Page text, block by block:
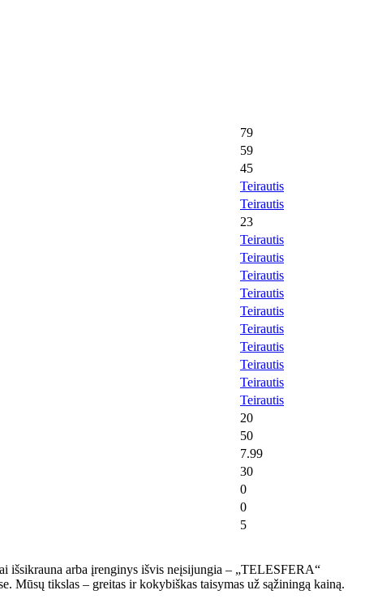
79
59
45
Teirautis
Teirautis
23
Teirautis
Teirautis
Teirautis
Teirautis
Teirautis
Teirautis
Teirautis
Teirautis
Teirautis
Teirautis
20
50
7.99
30
0
0
5
išsikrauna arba įrenginys išvis neįsijungia – „TELESFERA“
Mūsų tikslas – greitas ir kokybiškas taisymas už sąžiningą kainą.